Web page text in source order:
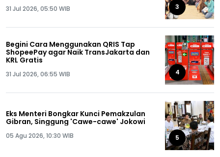
31 Jul 2026, 05:50 WIB 3
Begini Cara Menggunakan QRIS Tap
ShopeePay agar Naik TransJakarta dan
KRL Gratis
31 Jul 2026, 06:55 WIB 4
Eks Menteri Bongkar Kunci Pemakzulan
Gibran, Singgung 'Cawe-cawe' Jokowi
05 Agu 2026, 10:30 WIB 5